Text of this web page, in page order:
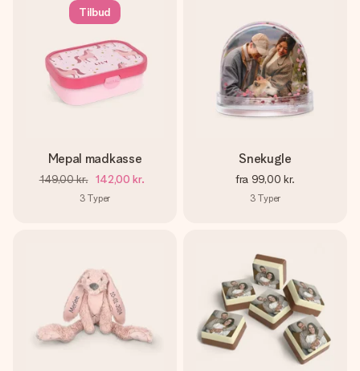
Tilbud
Mepal madkasse
149,00 kr. 142,00 kr.
3 Typer
Snekugle
fra 99,00 kr.
3 Typer